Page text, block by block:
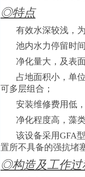
◎特点
有效水深较浅，
池内水力停留时
净化量大，及表
占地面积小，单
可多层组合；
安装维修费用低
净化程度高，藻
该设备采用GFA
置所不具备的强抗堵
◎构造及工作过